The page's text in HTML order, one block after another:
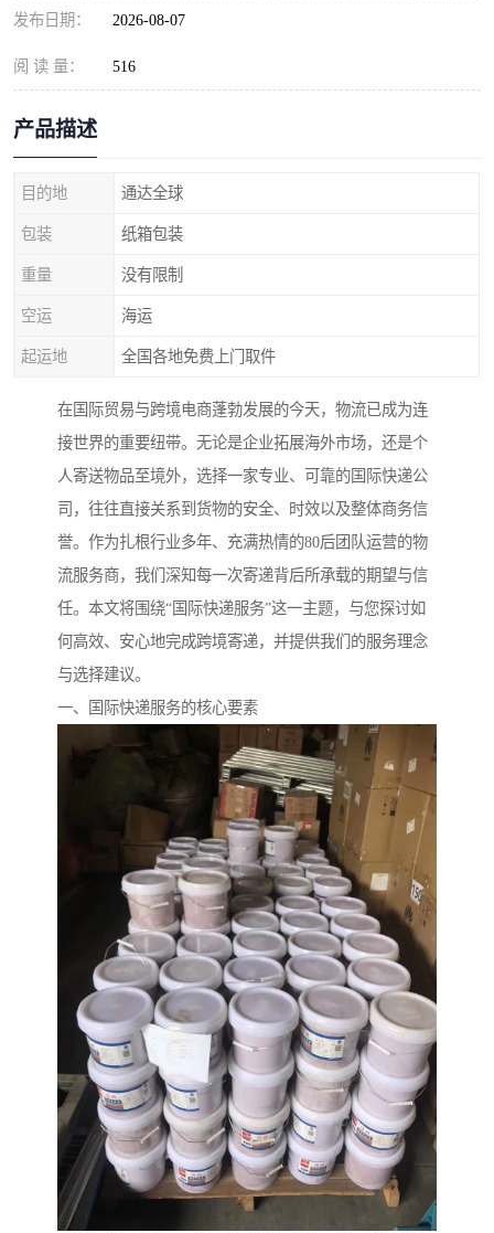
发布日期： 2026-08-07
阅 读 量： 516
产品描述
目的地 通达全球
包装 纸箱包装
重量 没有限制
空运 海运
起运地 全国各地免费上门取件
在国际贸易与跨境电商蓬勃发展的今天，物流已成为连
接世界的重要纽带。无论是企业拓展海外市场，还是个
人寄送物品至境外，选择一家专业、可靠的国际快递公
司，往往直接关系到货物的安全、时效以及整体商务信
誉。作为扎根行业多年、充满热情的80后团队运营的物
流服务商，我们深知每一次寄递背后所承载的期望与信
任。本文将围绕“国际快递服务”这一主题，与您探讨如
何高效、安心地完成跨境寄递，并提供我们的服务理念
与选择建议。
一、国际快递服务的核心要素